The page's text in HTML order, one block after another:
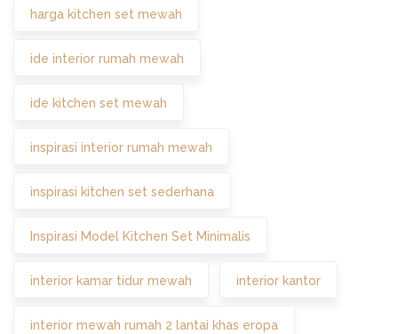
harga kitchen set mewah
ide interior rumah mewah
ide kitchen set mewah
inspirasi interior rumah mewah
inspirasi kitchen set sederhana
Inspirasi Model Kitchen Set Minimalis
interior kamar tidur mewah interior kantor
interior mewah rumah 2 lantai khas eropa